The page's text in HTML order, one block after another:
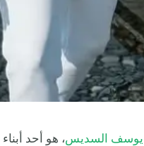
يوسف السديس، هو أحد